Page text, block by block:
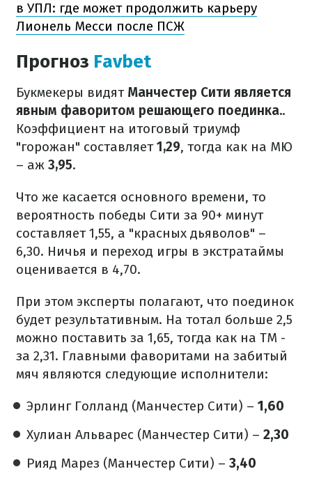
в УПЛ: где может продолжить карьеру
Лионель Месси после ПСЖ
Прогноз Favbet
Букмекеры видятМанчестер Сити является
явным фаворитом решающего поединка..
Коэффициент на итоговый триумф
"горожан" составляет1,29, тогда как на МЮ
– аж 3,95.
Что же касается основного времени, то
вероятность победы Сити за 90+ минут
составляет 1,55, а "красных дьяволов" –
6,30. Ничья и переход игры в экстратаймы
оценивается в 4,70.
При этом эксперты полагают, что поединок
будет результативным. На тотал больше 2,5
можно поставить за 1,65, тогда как на ТМ -
за 2,31. Главными фаворитами на забитый
мяч являются следующие исполнители:
Эрлинг Голланд (Манчестер Сити) – 1,60
Хулиан Альварес (Манчестер Сити) – 2,30
Рияд Марез (Манчестер Сити) – 3,40